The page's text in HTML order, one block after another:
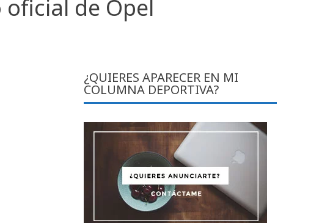
de Opel
¿QUIERES APARECER EN MI
COLUMNA DEPORTIVA?